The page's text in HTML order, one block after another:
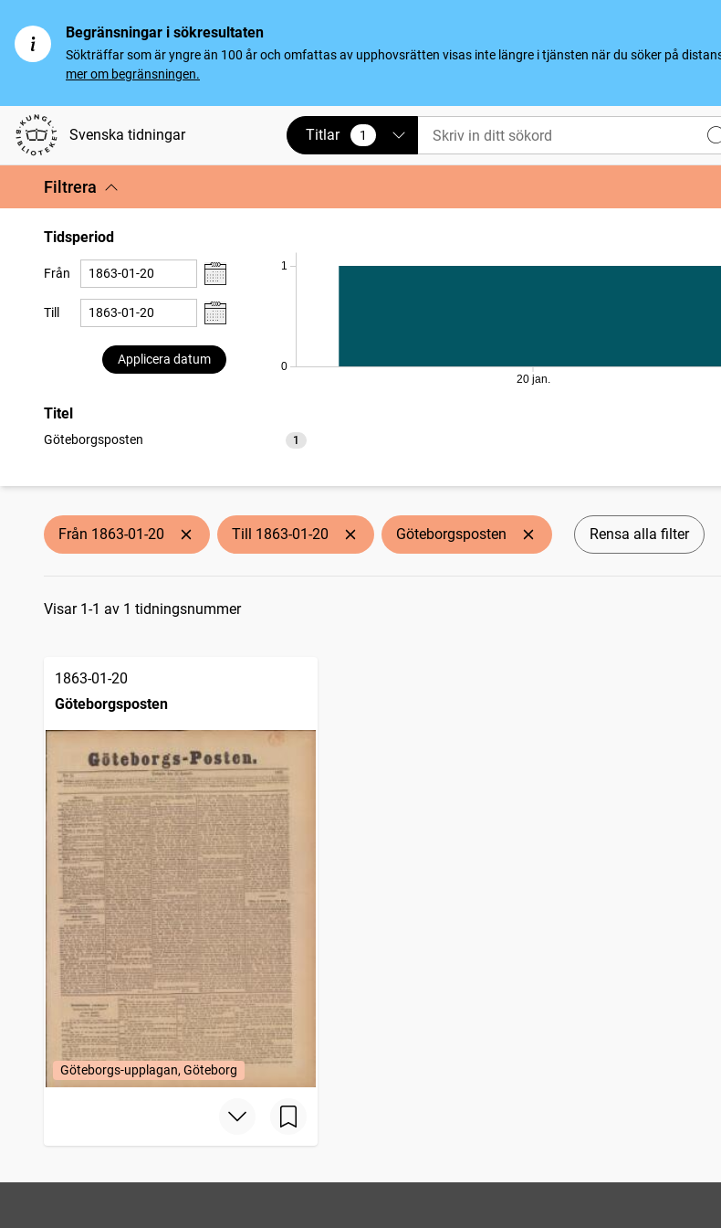
Begränsningar i sökresultaten
Sökträffar som är yngre än 100 år och omfattas av upphovsrätten visas inte längre i tjänsten när du söker på
mer om begränsningen.
Svenska tidningar Titlar 1
vald
Filtrera
Tidsperiod
Från
Till
Applicera datum
0
1
20 jan.
Titel
Göteborgsposten 1
träffar
Från 1863-01-20 Till 1863-01-20 Göteborgsposten Rensa alla filter
Sökresultat
Visar 1-1 av 1 tidningsnummer
1863-01-20
Göteborgsposten
Göteborgs-upplagan, Göteborg